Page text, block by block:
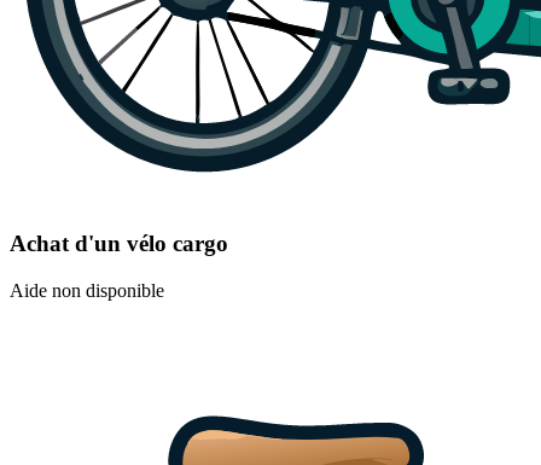
Achat d'un vélo cargo
Aide non disponible